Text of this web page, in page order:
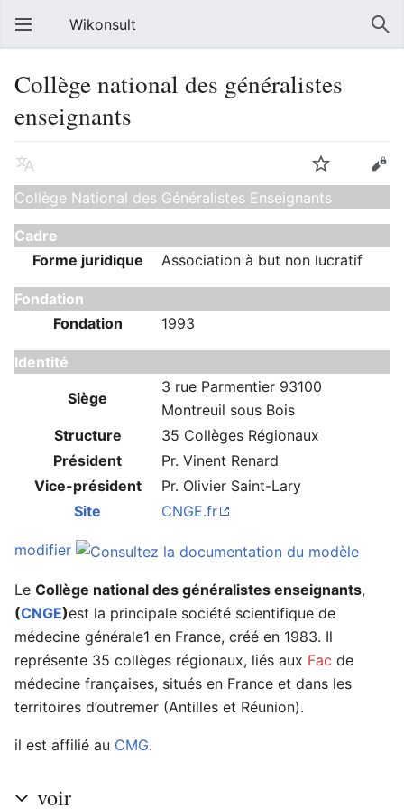
Ouvrir le menu principal
Wikonsult
Collège national des généralistes
enseignants
Lire Suivre
Collège National des Généralistes Enseignants
Cadre
Forme juridique
Association à but non lucratif
Fondation
Fondation
1993
Identité
Siège
3 rue Parmentier 93100
Montreuil sous Bois
Structure
35 Collèges Régionaux
Président
Pr. Vinent Renard
Vice-président
Pr. Olivier Saint-Lary
Site
CNGE.fr
modifier
Le Collège national des généralistes enseignants,
(CNGE)est la principale société scientifique de
médecine générale1 en France, créé en 1983. Il
représente 35 collèges régionaux, liés aux Fac de
médecine françaises, situés en France et dans les
territoires d’outremer (Antilles et Réunion).
il est affilié au CMG.
voir